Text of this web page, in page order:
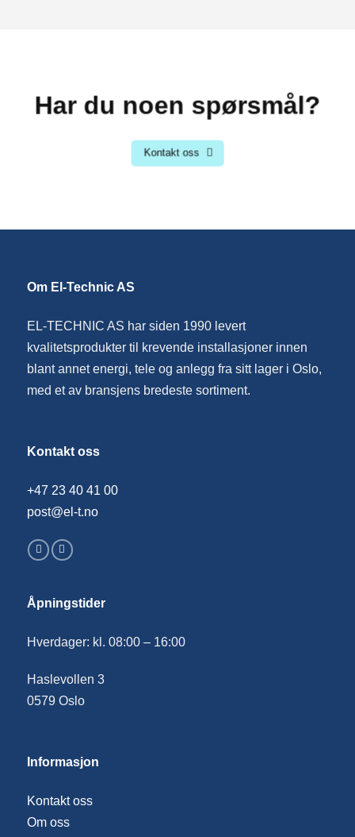
Har du noen spørsmål?
Kontakt oss
Om El-Technic AS
EL-TECHNIC AS har siden 1990 levert
kvalitetsprodukter til krevende installasjoner innen
blant annet energi, tele og anlegg fra sitt lager i Oslo,
med et av bransjens bredeste sortiment.
Kontakt oss
+47 23 40 41 00
post@el-t.no
Åpningstider
Hverdager: kl. 08:00 – 16:00
Haslevollen 3
0579 Oslo
Informasjon
Kontakt oss
Om oss